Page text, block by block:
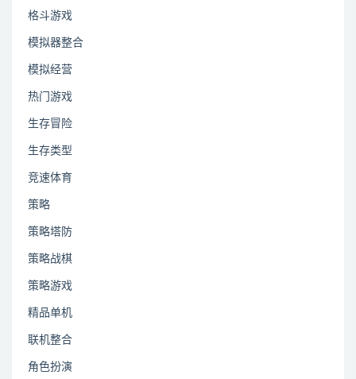
格斗游戏
模拟器整合
模拟经营
热门游戏
生存冒险
生存类型
竞速体育
策略
策略塔防
策略战棋
策略游戏
精品单机
联机整合
角色扮演